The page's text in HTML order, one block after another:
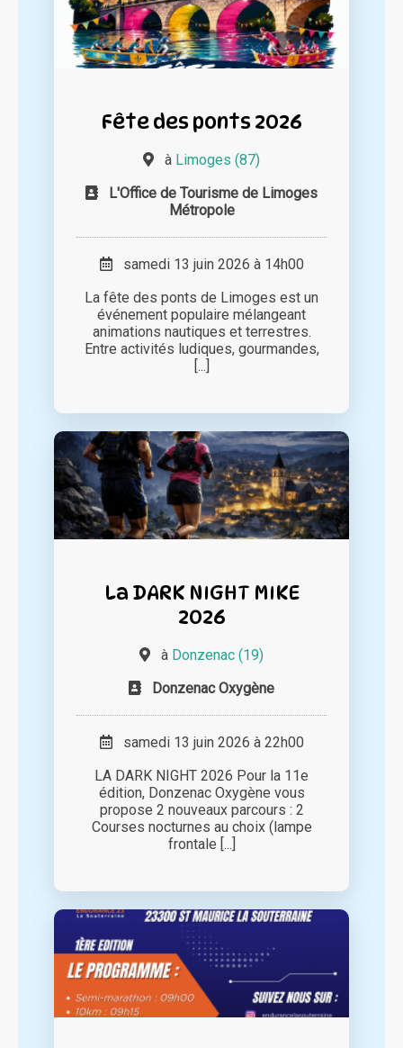
Fête des ponts 2026
à Limoges (87)
L'Office de Tourisme de Limoges
Métropole
samedi 13 juin 2026 à 14h00
La fête des ponts de Limoges est un
événement populaire mélangeant
animations nautiques et terrestres.
Entre activités ludiques, gourmandes,
[...]
La DARK NIGHT MIKE
2026
à Donzenac (19)
Donzenac Oxygène
samedi 13 juin 2026 à 22h00
LA DARK NIGHT 2026 Pour la 11e
édition, Donzenac Oxygène vous
propose 2 nouveaux parcours : 2
Courses nocturnes au choix (lampe
frontale [...]